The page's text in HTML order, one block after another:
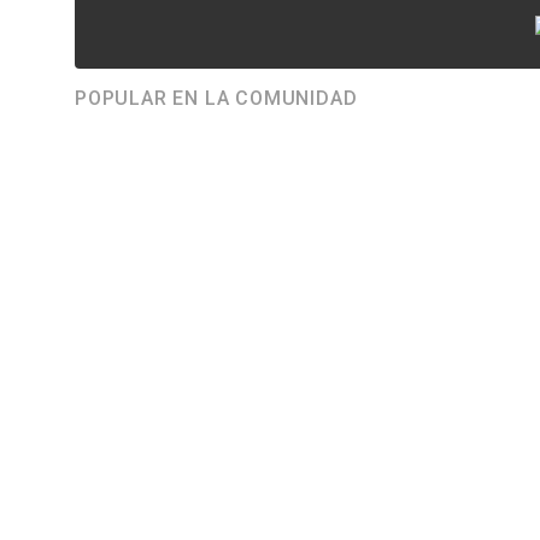
POPULAR EN LA COMUNIDAD